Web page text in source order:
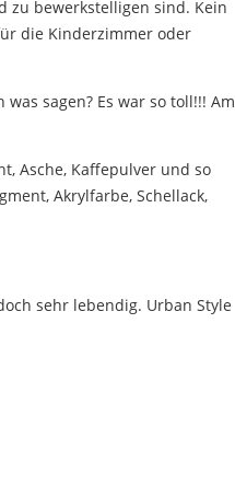
zu bewerkstelligen sind. Kein
die Kinderzimmer oder
sagen? Es war so toll!!! Am
Asche, Kaffepulver und so
Akrylfarbe, Schellack,
sehr lebendig. Urban Style